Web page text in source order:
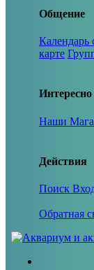
Общение
Календарь
карте
Интересно
Наши
Действия
Поиск
Обратная